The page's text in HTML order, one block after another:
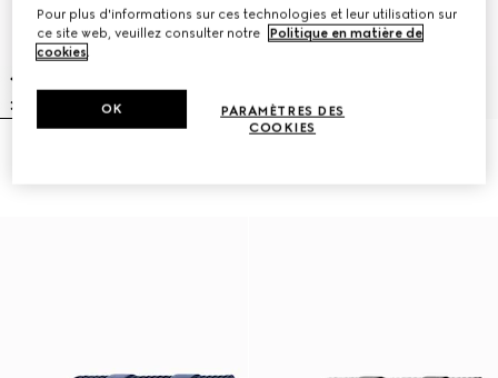
Pour plus d'informations sur ces technologies et leur utilisation sur
ce site web, veuillez consulter notre
Politique en matière de
cookies.
PARAMÈTRES DES
COOKIES
OK